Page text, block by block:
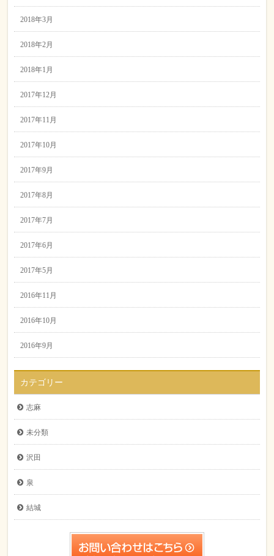
2018年3月
2018年2月
2018年1月
2017年12月
2017年11月
2017年10月
2017年9月
2017年8月
2017年7月
2017年6月
2017年5月
2016年11月
2016年10月
2016年9月
カテゴリー
志麻
未分類
沢田
泉
結城